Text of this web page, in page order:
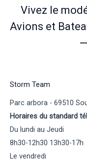
Vivez le
Avions et
Storm Team
Parc arbora - 69510
Horaires du standard
Du lundi au Jeudi
8h30-12h30 13h30-17h
Le vendredi